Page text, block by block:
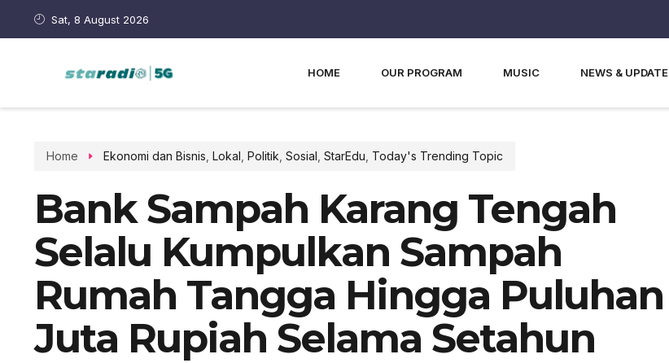
Sat, 8 August 2026
HOME OUR PROGRAM MUSIC NEWS & UPDATE
Home Ekonomi dan Bisnis Lokal Politik Sosial StarEdu Today's Trending Topic
Bank Sampah Karang Tengah
Selalu Kumpulkan Sampah
Rumah Tangga Hingga Puluhan
Juta Rupiah Selama Setahun